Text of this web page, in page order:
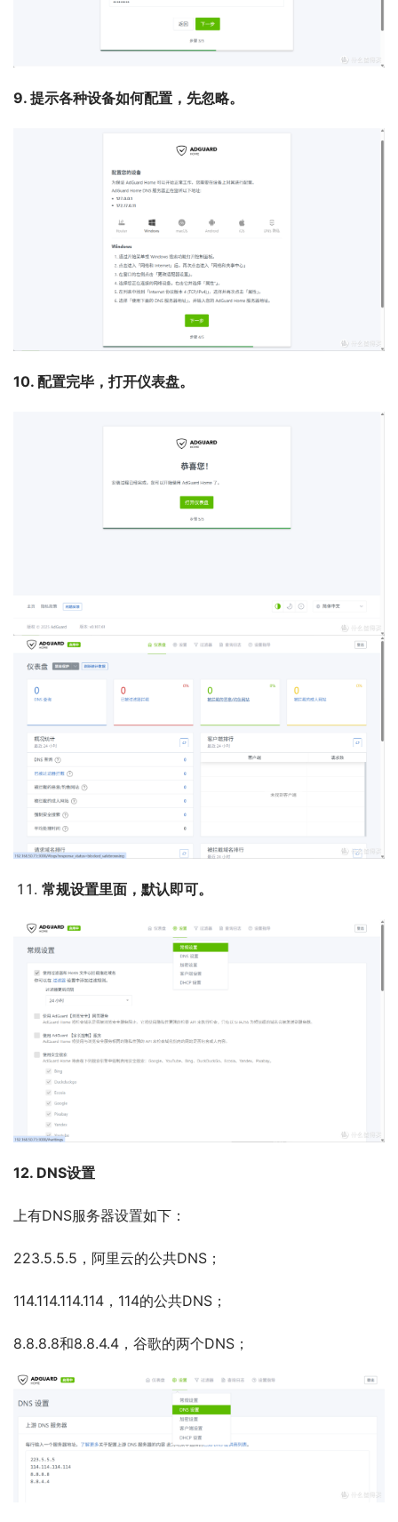
9. 提示各种设备如何配置，先忽略。
10. 配置完毕，打开仪表盘。
常规设置里面，默认即可。
12. DNS设置
上有DNS服务器设置如下：
223.5.5.5，阿里云的公共DNS；
114.114.114.114，114的公共DNS；
8.8.8.8和8.8.4.4，谷歌的两个DNS；